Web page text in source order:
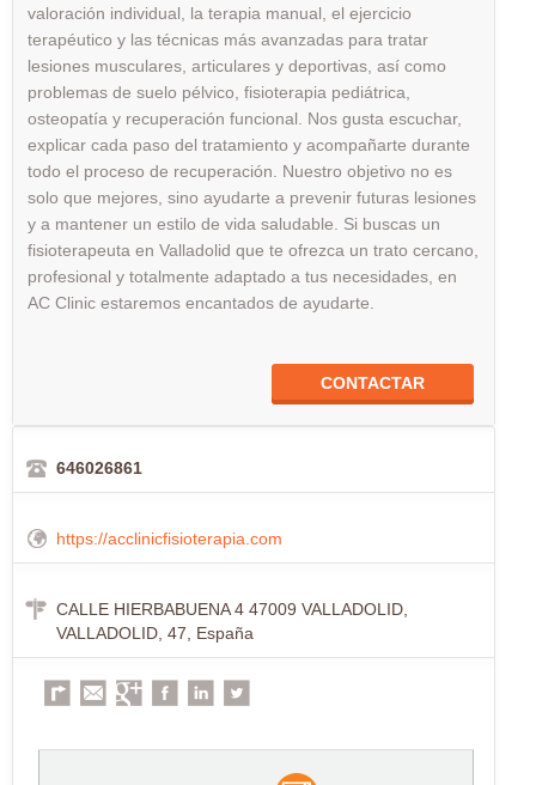
valoración individual, la terapia manual, el ejercicio
terapéutico y las técnicas más avanzadas para tratar
lesiones musculares, articulares y deportivas, así como
problemas de suelo pélvico, fisioterapia pediátrica,
osteopatía y recuperación funcional. Nos gusta escuchar,
explicar cada paso del tratamiento y acompañarte durante
todo el proceso de recuperación. Nuestro objetivo no es
solo que mejores, sino ayudarte a prevenir futuras lesiones
y a mantener un estilo de vida saludable. Si buscas un
fisioterapeuta en Valladolid que te ofrezca un trato cercano,
profesional y totalmente adaptado a tus necesidades, en
AC Clinic estaremos encantados de ayudarte.
CONTACTAR
646026861
https://acclinicfisioterapia.com
CALLE HIERBABUENA 4 47009 VALLADOLID,
VALLADOLID, 47, España